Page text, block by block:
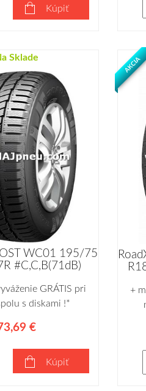
Kúpiť
Sklade
WC01 195/75
#C,C,B(71dB)
GRÁTIS pri
s diskami !*
€
Kúpiť
AKCIA
+